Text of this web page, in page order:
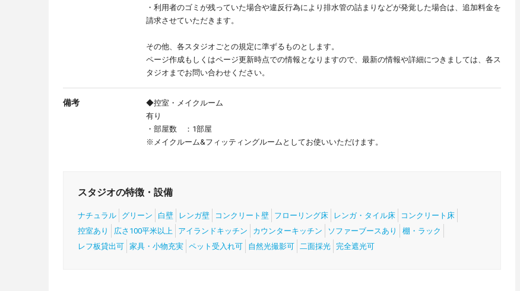
・利用者のゴミが残っていた場合や違反行為により排水管の詰まりなどが発覚した場合は、追加料金を
請求させていただきます。
その他、各スタジオごとの規定に準ずるものとします。
ページ作成もしくはページ更新時点での情報となりますので、最新の情報や詳細につきましては、各ス
タジオまでお問い合わせください。
備考
◆控室・メイクルーム
有り
・部屋数 ：1部屋
※メイクルーム&フィッティングルームとしてお使いいただけます。
スタジオの特徴・設備
ナチュラル グリーン 白壁 レンガ壁 コンクリート壁 フローリング床 レンガ・タイル床
コンクリート床
控室あり
広さ100平米以上 アイランドキッチン カウンターキッチン ソファーブースあり
棚・ラック
レフ板貸出可 家具・小物充実 ペット受入れ可 自然光撮影可 二面採光 完全遮光可